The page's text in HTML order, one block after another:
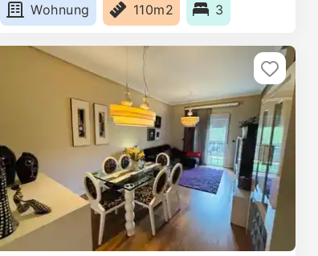
Wohnung
110m2 3